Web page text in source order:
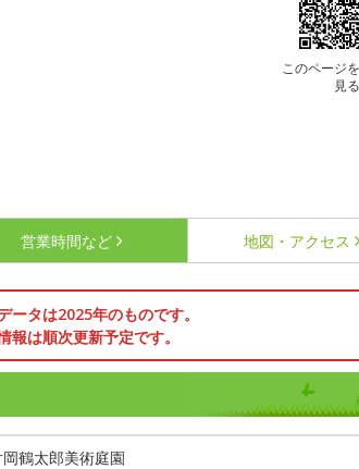
このページ
見る
営業時間など 地図・アクセス
ータは2025年のものです。
報は順次更新予定です。
鶴太郎美術庭園